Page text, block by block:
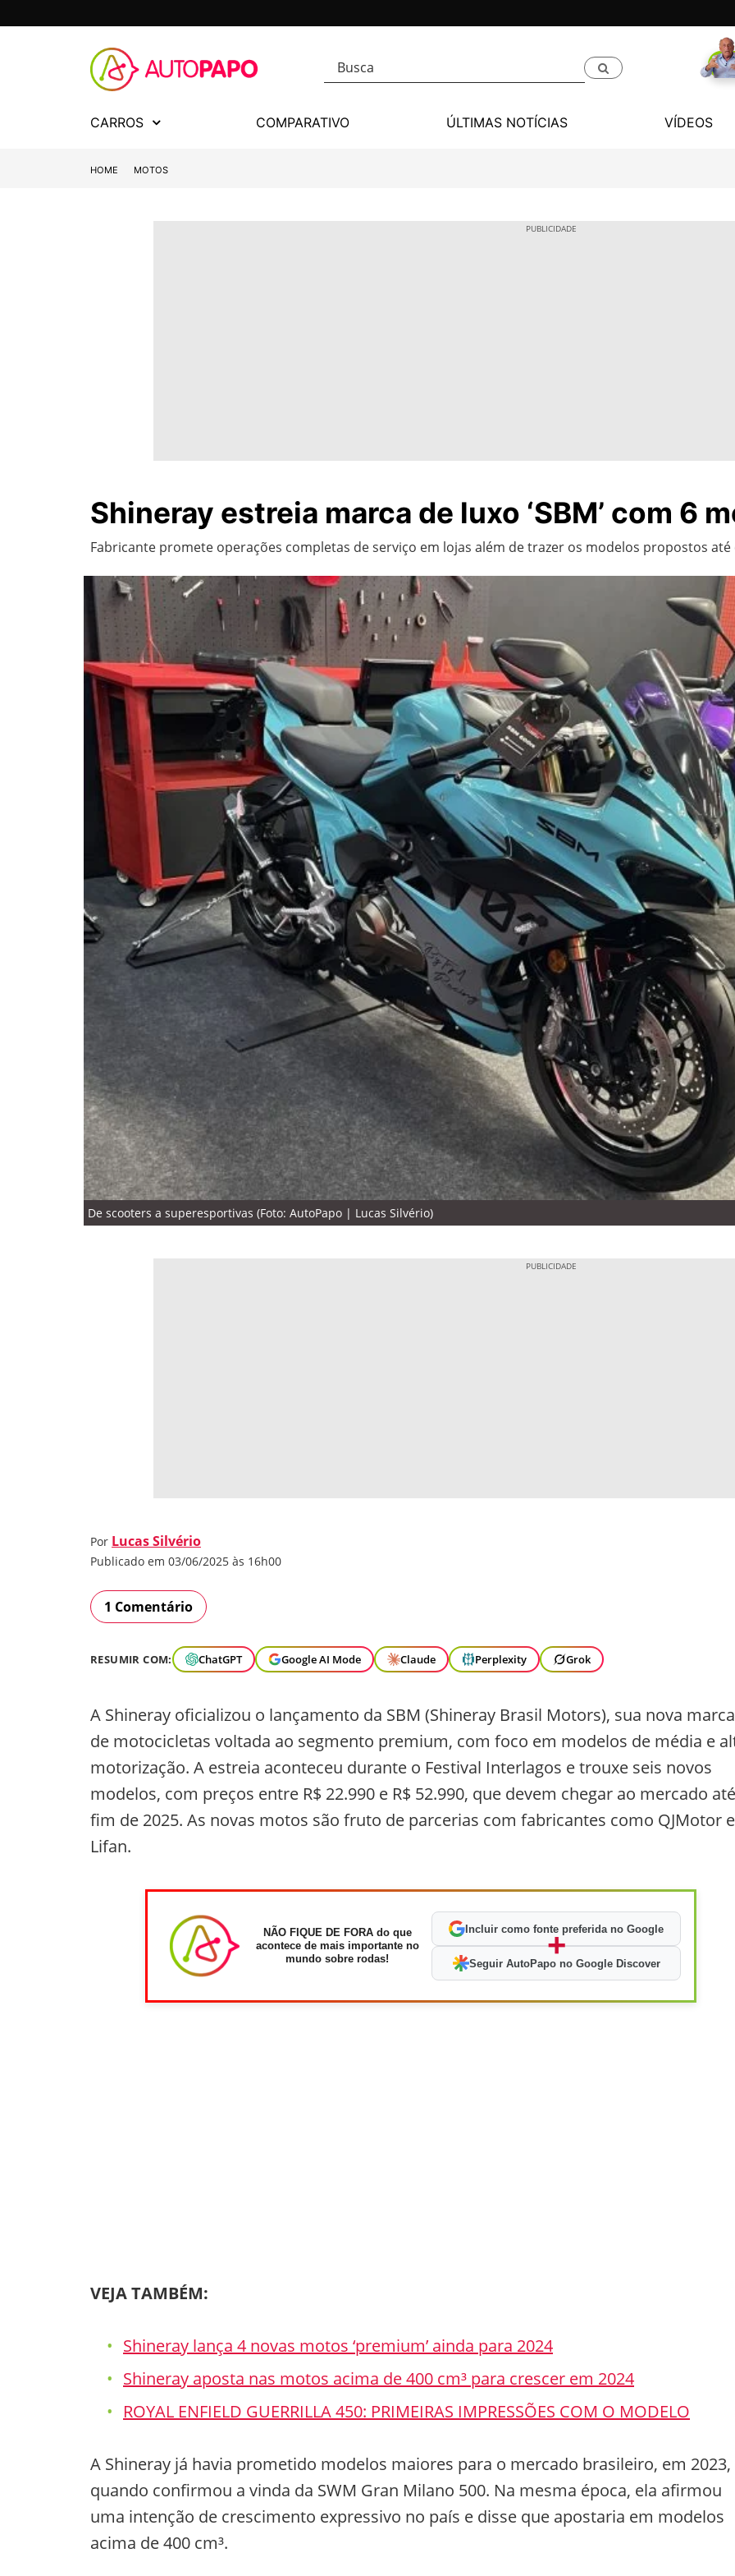
CARROS COMPARATIVO ÚLTIMAS NOTÍCIAS VÍDEOS
HOME MOTOS
Shineray estreia marca de luxo ‘SBM’ com 6
Fabricante promete operações completas de serviço em lojas além de trazer os modelos propostos
De scooters a superesportivas (Foto: AutoPapo | Lucas Silvério)
Por Lucas Silvério
Publicado em 03/06/2025 às 16h00
1 Comentário
RESUMIR COM: ChatGPT Google AI Mode Claude Perplexity Grok
A Shineray oficializou o lançamento da SBM (Shineray Brasil Motors), sua nova marca
de motocicletas voltada ao segmento premium, com foco em modelos de média e
motorização. A estreia aconteceu durante o Festival Interlagos e trouxe seis novos
modelos, com preços entre R$ 22.990 e R$ 52.990, que devem chegar ao mercado
fim de 2025. As novas motos são fruto de parcerias com fabricantes como QJMotor e
Lifan.
NÃO FIQUE DE FORA do que
acontece de mais importante no
mundo sobre rodas!
Incluir como fonte preferida no Google
+
Seguir AutoPapo no Google Discover
VEJA TAMBÉM:
Shineray lança 4 novas motos ‘premium’ ainda para 2024
Shineray aposta nas motos acima de 400 cm³ para crescer em 2024
ROYAL ENFIELD GUERRILLA 450: PRIMEIRAS IMPRESSÕES COM O MODELO
A Shineray já havia prometido modelos maiores para o mercado brasileiro, em 2023,
quando confirmou a vinda da SWM Gran Milano 500. Na mesma época, ela afirmou
uma intenção de crescimento expressivo no país e disse que apostaria em modelos
acima de 400 cm³.